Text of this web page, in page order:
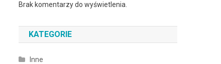
Brak komentarzy do wyświetlenia.
KATEGORIE
Inne